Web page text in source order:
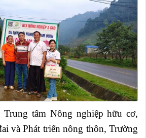
Trung tâm Nông nghiệp hữu cơ,
và Phát triển nông thôn, Trường